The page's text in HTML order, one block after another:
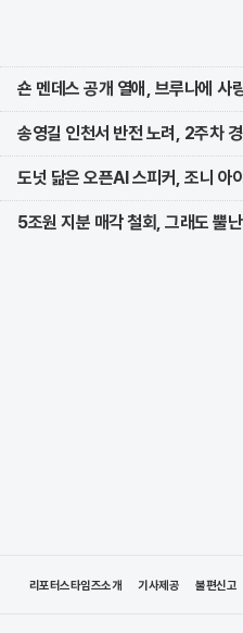
숀 멘데스 공개 열애, 브루나에 사
송영길 인천서 반전 노려, 2주차
도넛 닮은 오픈AI 스피커, 조니 아
5조원 지분 매각 철회, 그래도 뿔
리포터스타임즈소개 기사제공 불편신고